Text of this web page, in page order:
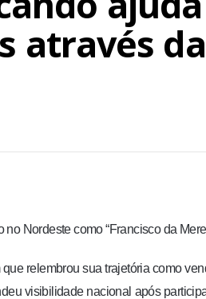
através
Nordeste como “Francisco da
relembrou sua trajetória como
visibilidade nacional após